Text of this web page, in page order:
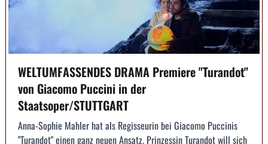
WELTUMFASSENDES DRAMA Premiere "Turandot"
von Giacomo Puccini in der
Staatsoper/STUTTGART
Anna-Sophie Mahler hat als Regisseurin bei Giacomo Puccinis
"Turandot" einen ganz neuen Ansatz. Prinzessin Turandot will sich